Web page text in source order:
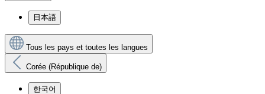
日本語
Tous les pays et toutes les langues
Corée (République de)
한국어